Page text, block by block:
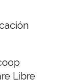
Libre